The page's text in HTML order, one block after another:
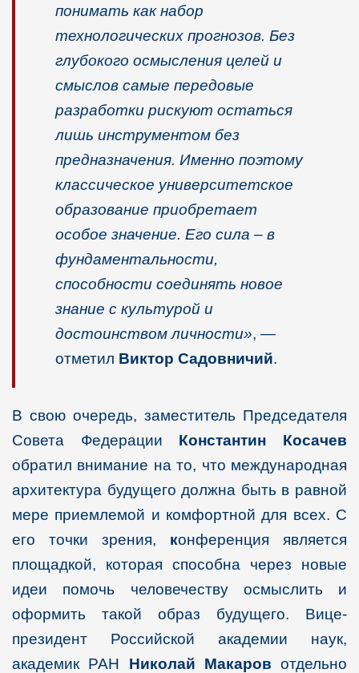
понимать как набор
технологических прогнозов. Без
глубокого осмысления целей и
смыслов самые передовые
разработки рискуют остаться
лишь инструментом без
предназначения. Именно поэтому
классическое университетское
образование приобретает
особое значение. Его сила – в
фундаментальности,
способности соединять новое
знание с культурой и
достоинством личности», —
отметил Виктор Садовничий.
В свою очередь, заместитель Председателя
Совета Федерации Константин Косачев
обратил внимание на то, что международная
архитектура будущего должна быть в равной
мере приемлемой и комфортной для всех. С
его точки зрения, конференция является
площадкой, которая способна через новые
идеи помочь человечеству осмыслить и
оформить такой образ будущего. Вице-
президент Российской академии наук,
академик РАН Николай Макаров отдельно